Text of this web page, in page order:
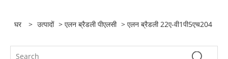
घर > उत्पादों >एलन ब्रैडली पीएलसी > एलन ब्रैडली 22ए-वी1पी5एच204